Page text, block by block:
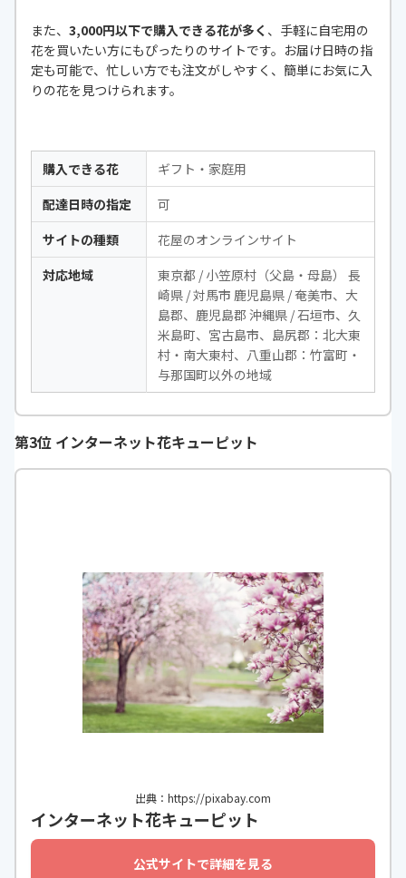
また、 3,000円以下で購入できる花が多く 、手軽に自宅用の
花を買いたい方にもぴったりのサイトです。お届け日時の指
定も可能で、忙しい方でも注文がしやすく、簡単にお気に入
りの花を見つけられます。
購入できる花
ギフト・家庭用
配達日時の指定
可
サイトの種類
花屋のオンラインサイト
対応地域
東京都 / 小笠原村（父島・母島） 長
崎県 / 対馬市 鹿児島県 / 奄美市、大
島郡、鹿児島郡 沖縄県 / 石垣市、久
米島町、宮古島市、島尻郡：北大東
村・南大東村、八重山郡：竹富町・
与那国町以外の地域
第3位 インターネット花キューピット
出典：https://pixabay.com
インターネット花キューピット
公式サイトで詳細を見る